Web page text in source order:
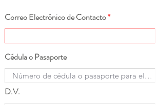
Correo Electrónico de Contacto
Cédula o Pasaporte
D.V.